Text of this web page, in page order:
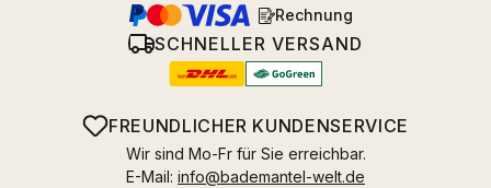
Rechnung
SCHNELLER VERSAND
FREUNDLICHER KUNDENSERVICE
Wir sind Mo-Fr für Sie erreichbar.
E-Mail: info@bademantel-welt.de